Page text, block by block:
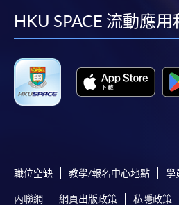
HKU SPACE 流動應用
職位空缺 教學/報名中心地點 學
內聯網 網頁出版政策 私隱政策